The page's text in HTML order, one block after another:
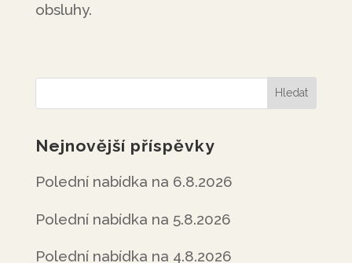
obsluhy.
Nejnovější příspěvky
Polední nabídka na 6.8.2026
Polední nabídka na 5.8.2026
Polední nabídka na 4.8.2026